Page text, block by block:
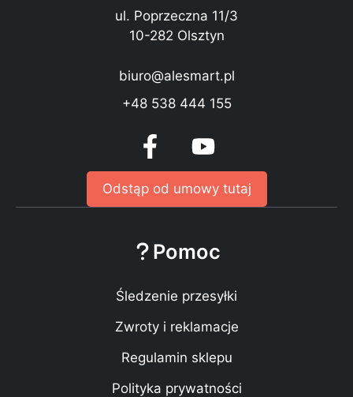
ul. Poprzeczna 11/3
10-282 Olsztyn
biuro@alesmart.pl
+48 538 444 155
Odstąp od umowy tutaj
Pomoc
Śledzenie przesyłki
Zwroty i reklamacje
Regulamin sklepu
Polityka prywatności